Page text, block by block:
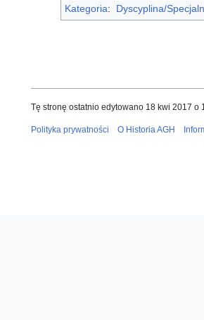
Kategoria: Dyscyplina/
Tę stronę ostatnio edytowano 18 kwi 2017 o
Polityka prywatności O Historia AGH